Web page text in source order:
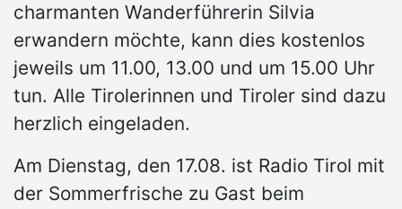
charmanten Wanderführerin Silvia
erwandern möchte, kann dies kostenlos
jeweils um 11.00, 13.00 und um 15.00 Uhr
tun. Alle Tirolerinnen und Tiroler sind dazu
herzlich eingeladen.
Am Dienstag, den 17.08. ist Radio Tirol mit
der Sommerfrische zu Gast beim